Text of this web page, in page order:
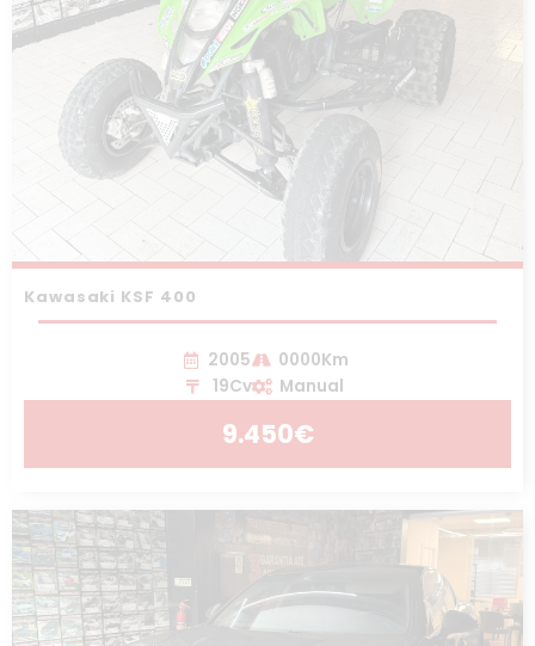
Kawasaki KSF 400
2005
0000Km
19Cv
Manual
9.450€